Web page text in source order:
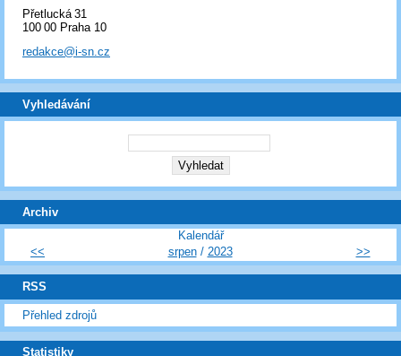
Přetlucká 31
100 00 Praha 10
redakce@i-sn.cz
Vyhledávání
Archiv
Kalendář
<<
srpen/ 2023 >>
RSS
Přehled zdrojů
Statistiky